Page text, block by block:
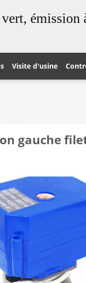
émission
Visite d'usine
gauche